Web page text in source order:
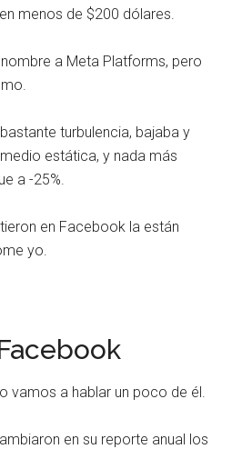
menos de $200 dólares.
a Meta Platforms, pero
turbulencia, bajaba y
estática, y nada más
a -25%.
en Facebook la están
yo.
vamos a hablar un poco de él.
en su reporte anual los